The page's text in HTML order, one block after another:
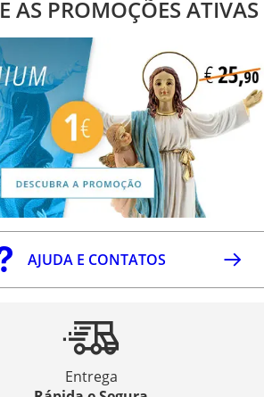
AS PROMOÇÕES ATIVAS
AJUDA E CONTATOS
Entrega